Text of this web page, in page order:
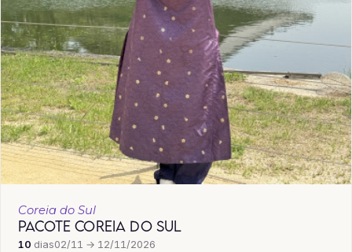
Coreia do Sul
PACOTE COREIA DO SUL
10 dias02/11 → 12/11/2026